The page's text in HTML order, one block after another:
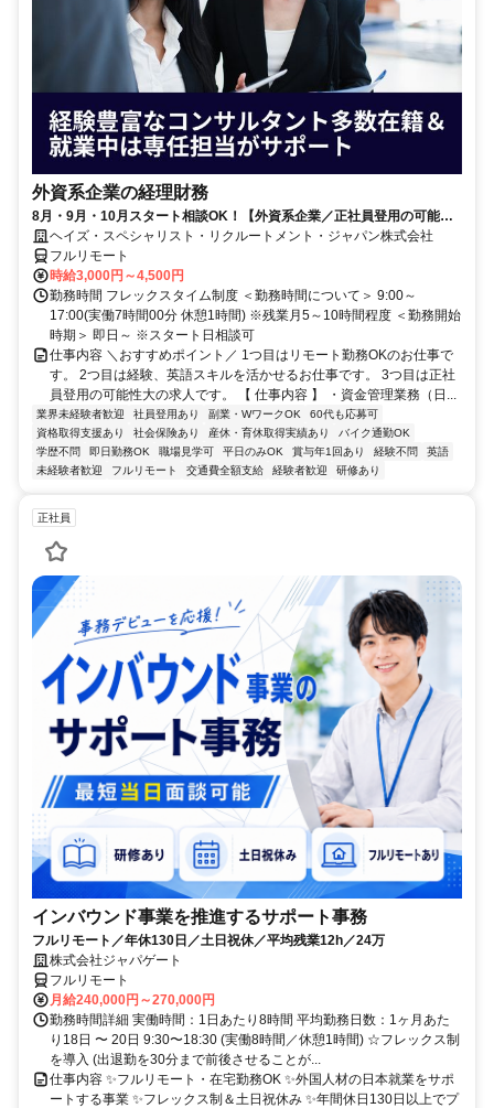
外資系企業の経理財務
8月・9月・10月スタート相談OK！【外資系企業／正社員登用の可能性
大／700万～800万／リモート勤務OK】経理財務
ヘイズ・スペシャリスト・リクルートメント・ジャパン株式会社
フルリモート
時給3,000円～4,500円
勤務時間 フレックスタイム制度 ＜勤務時間について＞ 9:00～
17:00(実働7時間00分 休憩1時間) ※残業月5～10時間程度 ＜勤務開始
時期＞ 即日～ ※スタート日相談可
仕事内容 ＼おすすめポイント／ 1つ目はリモート勤務OKのお仕事で
す。 2つ目は経験、英語スキルを活かせるお仕事です。 3つ目は正社
員登用の可能性大の求人です。 【 仕事内容 】 ・資金管理業務（日...
業界未経験者歓迎 社員登用あり 副業・WワークOK
60代も応募可
資格取得支援あり
社会保険あり 産休・育休取得実績あり
バイク通勤OK
学歴不問
即日勤務OK 職場見学可 平日のみOK 賞与年1回あり 経験不問
英語
未経験者歓迎
フルリモート 交通費全額支給 経験者歓迎 研修あり
正社員
インバウンド事業を推進するサポート事務
フルリモート／年休130日／土日祝休／平均残業12h／24万
株式会社ジャパゲート
フルリモート
月給240,000円～270,000円
勤務時間詳細 実働時間：1日あたり8時間 平均勤務日数：1ヶ月あた
り18日 〜 20日 9:30〜18:30 (実働8時間／休憩1時間) ☆フレックス制
を導入 (出退勤を30分まで前後させることが...
仕事内容 ✨フルリモート・在宅勤務OK ✨外国人材の日本就業をサポ
ートする事業 ✨フレックス制＆土日祝休み ✨年間休日130日以上でプ